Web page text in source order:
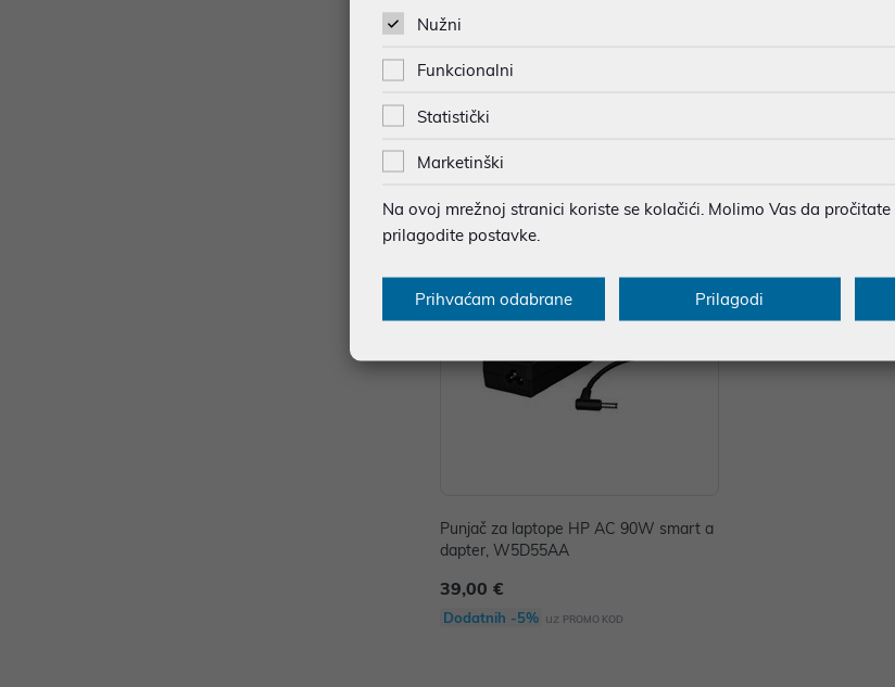
N: 4Z514AA
Punjač za laptope HP AC 90W smart a
dapter, W5D55AA
39,00 €
Dodatnih -5% uz PROMO KOD
Nužni
Funkcionalni
Statistički
Marketinški
Na ovoj mrežnoj stranici koriste se kolačići. Molimo Vas da pročitate
prilagodite postavke.
Prihvaćam odabrane Prilagodi